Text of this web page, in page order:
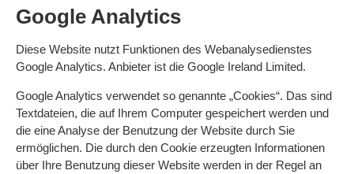
Google Analytics
Diese Website nutzt Funktionen des Webanalysedienstes
Google Analytics. Anbieter ist die Google Ireland Limited.
Google Analytics verwendet so genannte „Cookies“. Das sind
Textdateien, die auf Ihrem Computer gespeichert werden und
die eine Analyse der Benutzung der Website durch Sie
ermöglichen. Die durch den Cookie erzeugten Informationen
über Ihre Benutzung dieser Website werden in der Regel an